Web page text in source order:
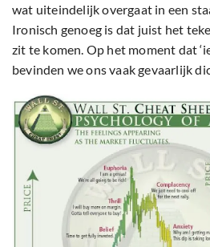
wat uiteindelijk overgaat in een
Ironisch genoeg is dat juist het
zit te komen. Op het moment dat
bevinden we ons vaak gevaarlijk